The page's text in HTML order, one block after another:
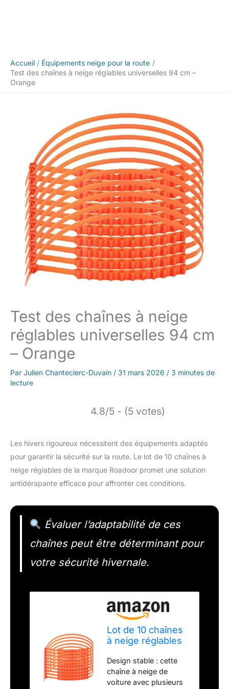
Accueil
Équipements neige pour la route
Test des chaînes à neige réglables universelles 94 cm –
Orange
Test des chaînes à neige
réglables universelles 94 cm
– Orange
Par Julien Chanteclerc-Duvain / 31 mars 2026 / 3 minutes de
lecture
4.8/5 - (5 votes)
Les hivers rigoureux nécessitent des équipements adaptés
pour garantir la sécurité sur la route. Le lot de 10 chaînes à
neige réglables de la marque Roadoor promet une solution
antidérapante efficace pour affronter ces conditions.
Évaluer l’adaptabilité de ces
chaînes peut être déterminant pour
votre sécurité hivernale.
Lot de 10 chaînes
à neige réglables
avec forte
adhérence - 94
cm de long -
Design stable : cette
chaîne à neige de
voiture avec plusieurs